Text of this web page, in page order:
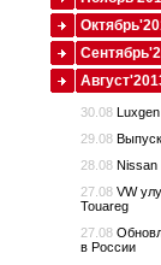
30.08
29.08
28.08 Nissan
27.08 VW
Touareg
27.08
в России